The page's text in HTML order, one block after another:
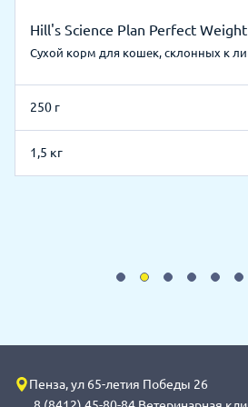
Hill's Science Plan Perfect Weight
Сухой корм для кошек, склонных к
250 г
1,5 кг
Пенза, ул 65-летия Победы 26